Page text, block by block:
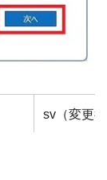
sv（変更